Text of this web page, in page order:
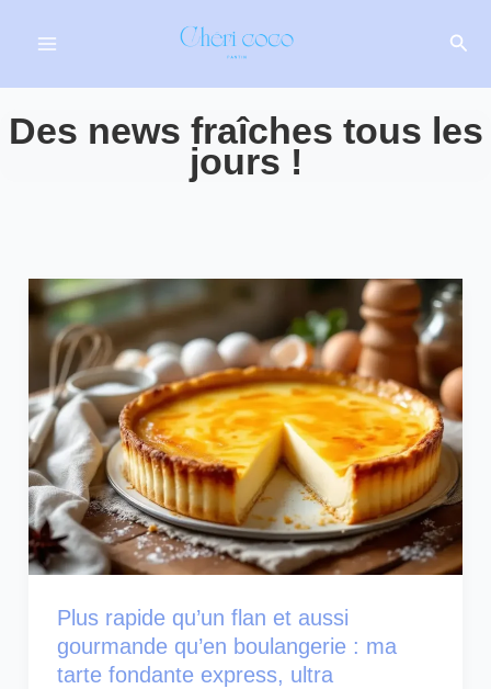
Des news fraîches tous les
jours !
Plus rapide qu’un flan et aussi
gourmande qu’en boulangerie : ma
tarte fondante express, ultra